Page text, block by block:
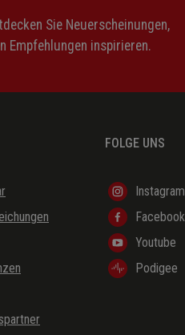
Sie Neuerscheinungen,
Empfehlungen inspirieren.
FOLGE UNS
Instagram
Facebook
Youtube
Podigee